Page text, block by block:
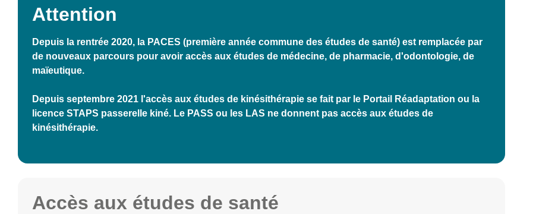
Attention
Depuis la rentrée 2020, la PACES (première année commune des études de santé) est remplacée par
de nouveaux parcours pour avoir accès aux études de médecine, de pharmacie, d'odontologie, de
maïeutique.
Depuis septembre 2021 l'accès aux études de kinésithérapie se fait par le Portail Réadaptation ou la
licence STAPS passerelle kiné. Le PASS ou les LAS ne donnent pas accès aux études de
kinésithérapie.
Accès aux études de santé